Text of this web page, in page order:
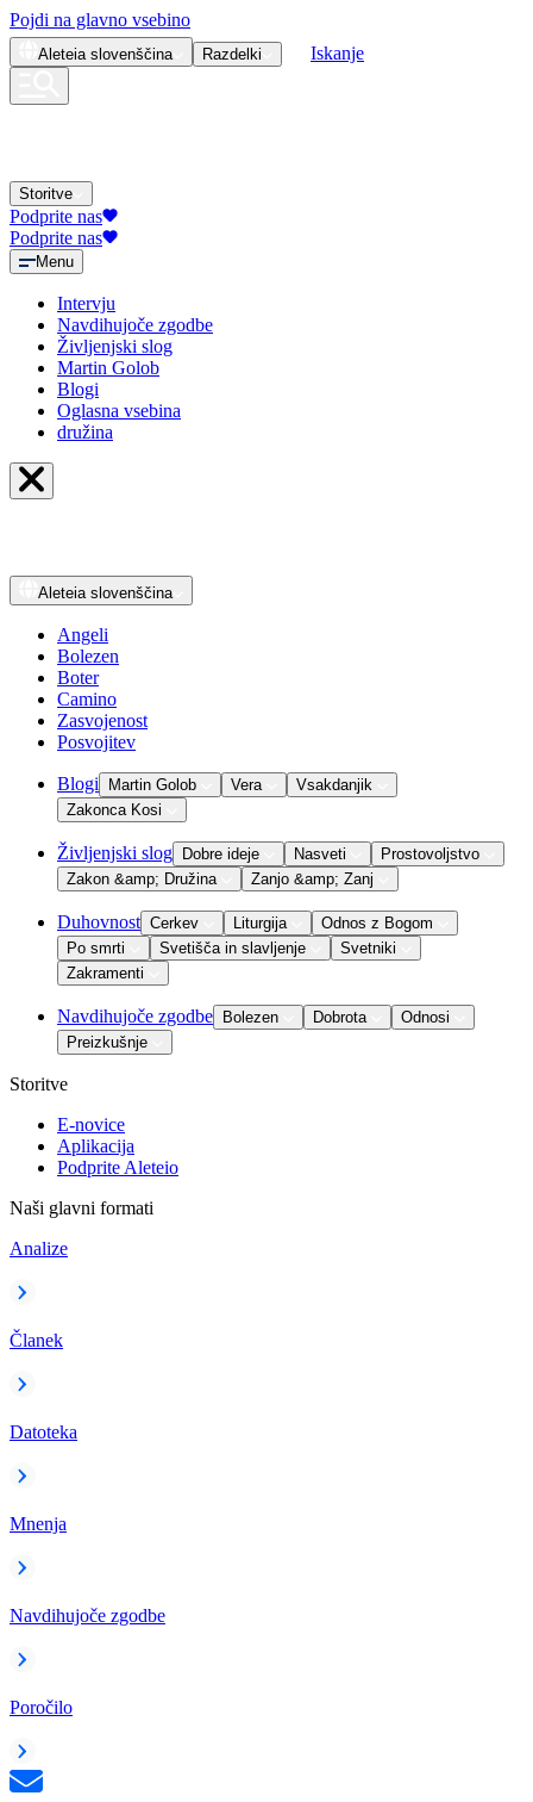
Pojdi na glavno vsebino
Aleteia slovenščina Razdelki Iskanje
Storitve
Podprite nas
Podprite nas
Menu
Intervju
Navdihujoče zgodbe
Življenjski slog
Martin Golob
Blogi
Oglasna vsebina
družina
Aleteia slovenščina
Angeli
Bolezen
Boter
Camino
Zasvojenost
Posvojitev
Blogi Martin Golob Vera
Vsakdanjik
Zakonca Kosi
Življenjski slog Dobre ideje Nasveti
Prostovoljstvo
Zakon &amp; Družina
Zanjo &amp; Zanj
Duhovnost Cerkev Liturgija
Odnos z Bogom
Po smrti
Svetišča in slavljenje
Svetniki
Zakramenti
Navdihujoče zgodbe Bolezen Dobrota
Odnosi
Preizkušnje
Storitve
E-novice
Aplikacija
Podprite Aleteio
Naši glavni formati
Analize
Članek
Datoteka
Mnenja
Navdihujoče zgodbe
Poročilo